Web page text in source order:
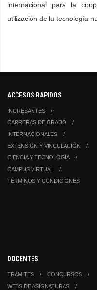
internacional para la
utilización de la tecnología
ACCESOS RAPIDOS
INGRESANTES
CARRERAS DE GRADO
INTERNACIONALES
EXTENSIÓN Y VINCULACIÓN
CIENCIA Y TECNOLOGÍA
CAMPUS VIRTUAL
TÉRMINOS Y CONDICIONES
DOCENTES
TRÁMITES
CONCURSOS
WEBS DE ASIGNATURAS